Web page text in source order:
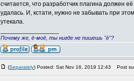
считается, что разработчик плагина должен
удалась. И, кстати, нужно не забывать при
утекала.
Почему же, ё-моё, ты нигде не пишешь "ё"?
(Separately) Posted: Sat Nov 16, 2019 12:43 Post